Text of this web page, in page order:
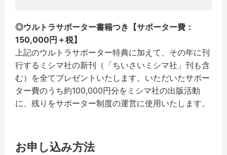
◎ウルトラサポーター書籍つき【サポーター費：
150,000円＋税】
上記のウルトラサポーター特典に加えて、その年に刊
行するミシマ社の新刊（「ちいさいミシマ社」刊も含
む）を全てプレゼントいたします。いただいたサポー
ター費のうち約100,000円分をミシマ社の出版活動
に、残りをサポーター制度の運営に使用いたします。
お申し込み方法